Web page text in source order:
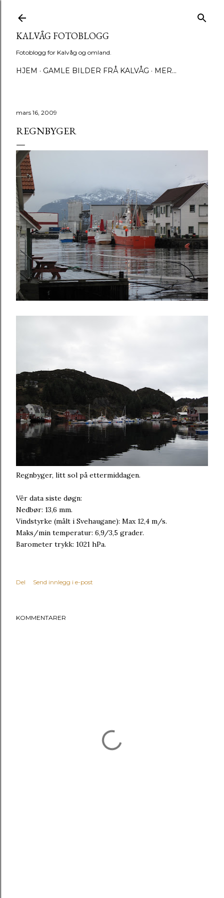
KALVÅG FOTOBLOGG
Fotoblogg for Kalvåg og omland.
HJEM GAMLE BILDER FRÅ KALVÅG MER…
mars 16, 2009
REGNBYGER
Regnbyger, litt sol på ettermiddagen.
Vêr data siste døgn:
Nedbør: 13,6 mm.
Vindstyrke (målt i Svehaugane): Max 12,4 m/s.
Maks/min temperatur: 6,9/3,5 grader.
Barometer trykk: 1021 hPa.
Del Send innlegg i e-post
KOMMENTARER